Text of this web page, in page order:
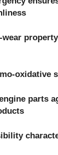
wear
oxidative
parts